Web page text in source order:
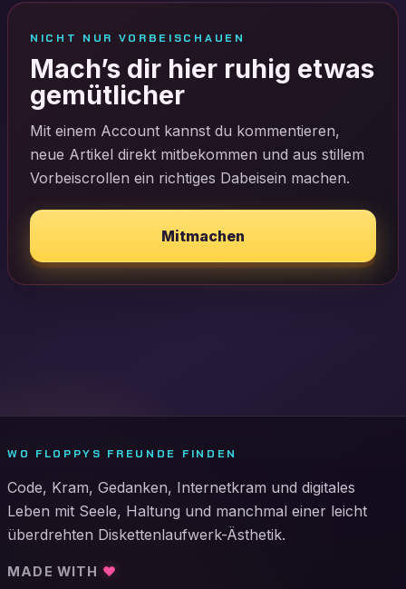
NICHT NUR VORBEISCHAUEN
Mach’s dir hier ruhig etwas
gemütlicher
Mit einem Account kannst du kommentieren,
neue Artikel direkt mitbekommen und aus stillem
Vorbeiscrollen ein richtiges Dabeisein machen.
Mitmachen
WO FLOPPYS FREUNDE FINDEN
Code, Kram, Gedanken, Internetkram und digitales
Leben mit Seele, Haltung und manchmal einer leicht
überdrehten Diskettenlaufwerk-Ästhetik.
MADE WITH ♥